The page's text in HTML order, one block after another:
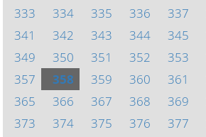
333
334 335 336 337
341
342 343 344 345
349
350 351 352 353
357
358 359 360 361
365
366 367 368 369
373
374 375 376 377